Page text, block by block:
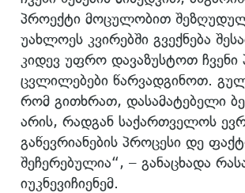
პროექტი მოცულობით
უახლოეს კვირებში გვექნება
კიდევ უფრო დავაზუსტოთ ჩვენი
ცვლილებები წარვადგინოთ.
რომ გითხრათ, დასამატებელი
არის, რადგან საქართველოს
გაწევრიანების პროცესი დე
შეჩერებულია“, – განაცხადა
იუკნევიჩიენემ.